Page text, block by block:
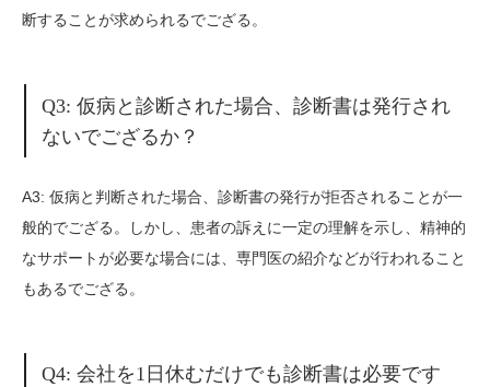
断することが求められるでござる。
Q3: 仮病と診断された場合、診断書は発行され
ないでござるか？
A3: 仮病と判断された場合、診断書の発行が拒否されることが一
般的でござる。しかし、患者の訴えに一定の理解を示し、精神的
なサポートが必要な場合には、専門医の紹介などが行われること
もあるでござる。
Q4: 会社を1日休むだけでも診断書は必要です